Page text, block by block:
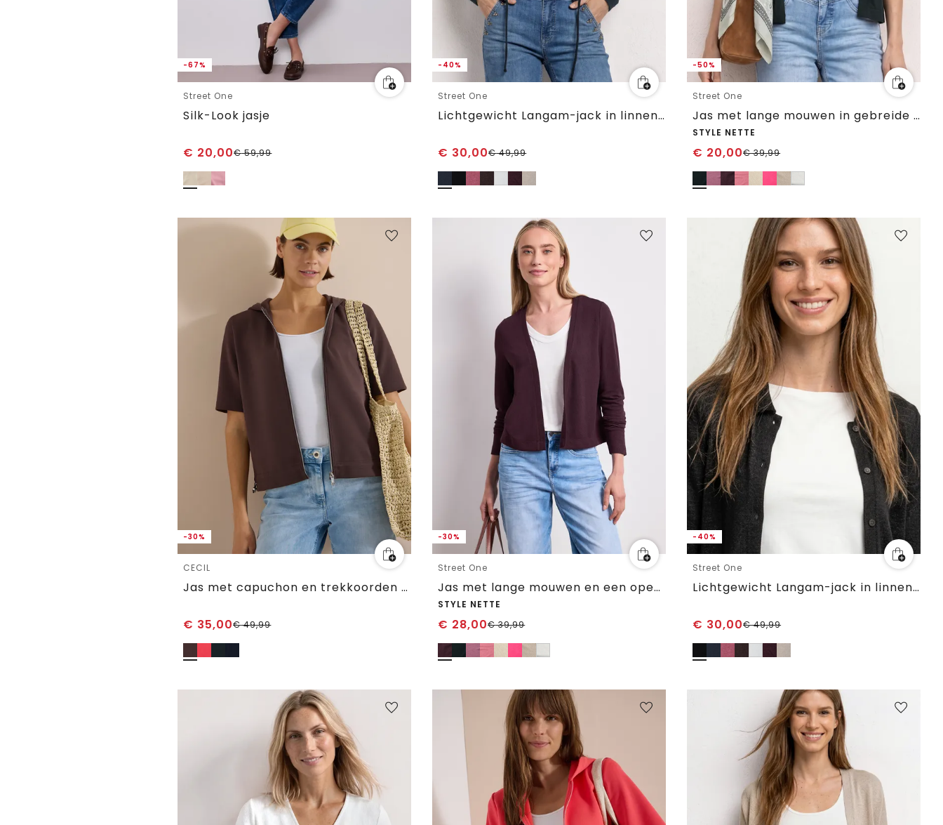
-67%
Street One
Silk-Look jasje
€ 20,00€59,99
-40%
Street One
Lichtgewicht Langam-jack in linnenlook
€ 30,00€49,99
-50%
Street One
Jas met lange mouwen in gebreide look
STYLE NETTE
€ 20,00€39,99
-30%
CECIL
Jas met capuchon en trekkoorden aan de zijkant
€ 35,00€49,99
-30%
Street One
Jas met lange mouwen en een open pasvorm
STYLE NETTE
€ 28,00€39,99
-40%
Street One
Lichtgewicht Langam-jack in linnenlook
€ 30,00€49,99